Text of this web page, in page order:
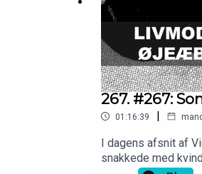
267. #267:
01:16:39 |
I dagens afsnit af
snakkede med